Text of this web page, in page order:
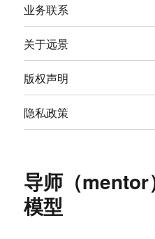
业务联系
关于远景
版权声明
隐私政策
导师（mentor
模型